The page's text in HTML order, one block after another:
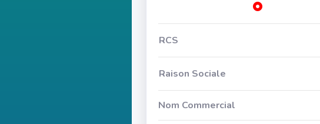
RCS
Raison Sociale
Nom Commercial